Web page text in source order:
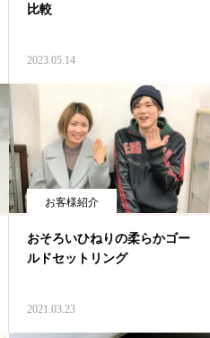
比較
2023.05.14
お客様紹介
おそろいひねりの柔らかゴー
ルドセットリング
2021.03.23